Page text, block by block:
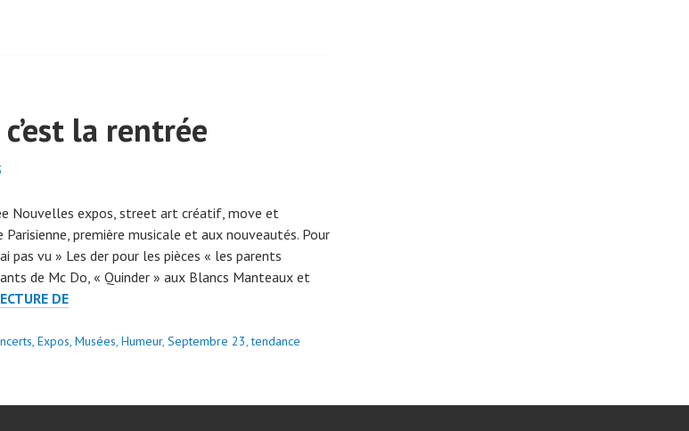
OVALE
c’est la rentrée
r
a
d
m
i
7
9
Nouvelles expos, street art créatif, move et
première musicale et aux nouveautés. Pour
pas vu » Les der pour les pièces « les parents
de Mc Do, « Quinder » aux Blancs Manteaux et
DEC’EST
VIE,
RENTRÉE
Expos, Musées, Humeur, Septembre 23,tendance